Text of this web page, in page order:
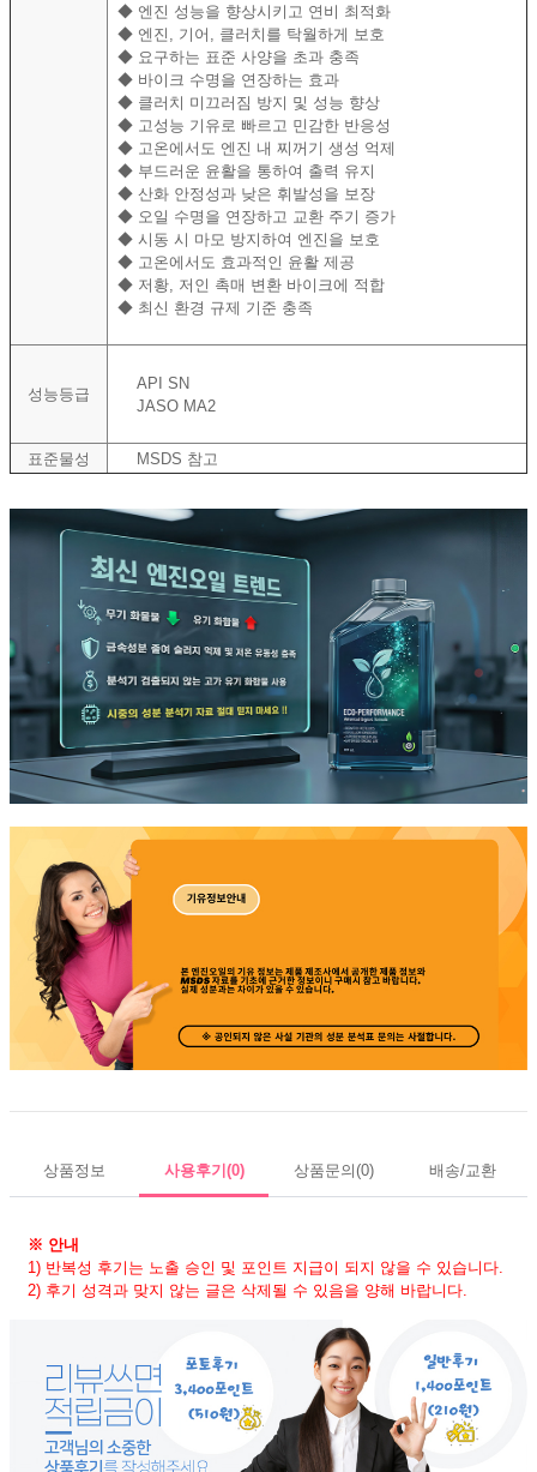
◆ 엔진 성능을 향상시키고 연비 최적화
◆ 엔진, 기어, 클러치를 탁월하게 보호
◆ 요구하는 표준 사양을 초과 충족
◆ 바이크 수명을 연장하는 효과
◆ 클러치 미끄러짐 방지 및 성능 향상
◆ 고성능 기유로 빠르고 민감한 반응성
◆ 고온에서도 엔진 내 찌꺼기 생성 억제
◆ 부드러운 윤활을 통하여 출력 유지
◆ 산화 안정성과 낮은 휘발성을 보장
◆ 오일 수명을 연장하고 교환 주기 증가
◆ 시동 시 마모 방지하여 엔진을 보호
◆ 고온에서도 효과적인 윤활 제공
◆ 저황, 저인 촉매 변환 바이크에 적합
◆ 최신 환경 규제 기준 충족
성능등급
API SN
JASO MA2
표준물성 MSDS 참고
상품정보 사용후기 (0) 상품문의(0) 배송/교환
※ 안내
1) 반복성 후기는 노출 승인 및 포인트 지급이 되지 않을 수 있습니다.
2) 후기 성격과 맞지 않는 글은 삭제될 수 있음을 양해 바랍니다.